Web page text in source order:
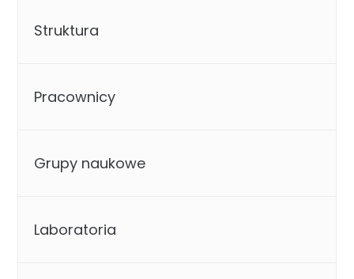
Struktura
Pracownicy
Grupy naukowe
Laboratoria